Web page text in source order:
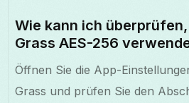
Wie kann ich überprüfen,
Grass AES-256
Öffnen Sie die App-
Grass und prüfen Sie den